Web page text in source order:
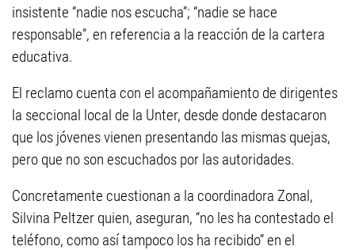
insistente “nadie nos escucha”; “nadie se hace
responsable”, en referencia a la reacción de la cartera
educativa.
El reclamo cuenta con el acompañamiento de dirigentes
la seccional local de la Unter, desde donde destacaron
que los jóvenes vienen presentando las mismas quejas,
pero que no son escuchados por las autoridades.
Concretamente cuestionan a la coordinadora Zonal,
Silvina Peltzer quien, aseguran, “no les ha contestado el
teléfono, como así tampoco los ha recibido” en el